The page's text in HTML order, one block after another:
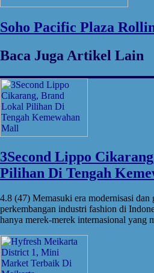
Soho Pacific Plaza
Baca Juga Artikel Lain
3Second Lippo
Pilihan Di Tengah
4.8 (47) Memasuki era modernisasi dan
perkembangan industri fashion di
hanya merek-merek internasional yang